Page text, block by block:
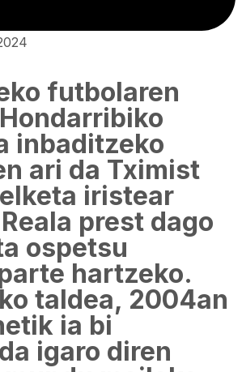
futbolaren
inbaditzeko
ari da Tximist
iristear
prest dago
ospetsu
hartzeko.
taldea, 2004an
ia bi
igaro diren